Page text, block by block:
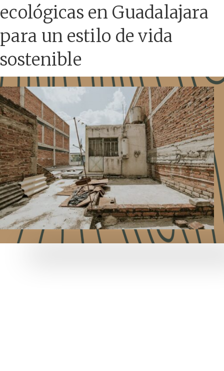
ecológicas en Guadalajara
para un estilo de vida
sostenible